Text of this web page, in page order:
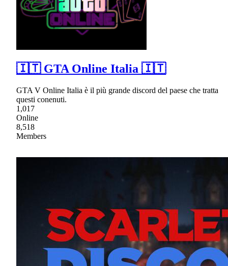
🇮🇹 GTA Online Italia 🇮🇹
GTA V Online Italia è il più grande discord del paese che tratta
questi conenuti.
1,017
Online
8,518
Members